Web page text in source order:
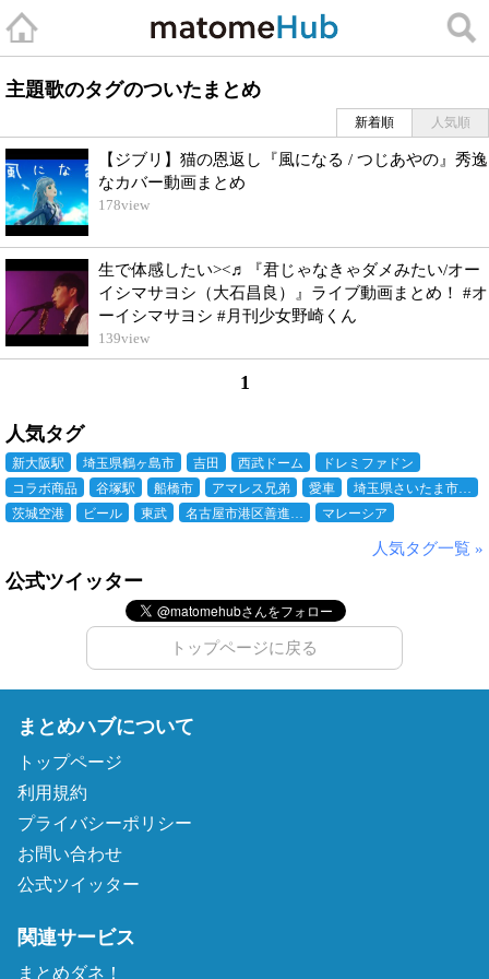
主題歌のタグのついたまとめ
新着順 人気順
【ジブリ】猫の恩返し『風になる / つじあやの』秀逸
なカバー動画まとめ
178view
生で体感したい><♬『君じゃなきゃダメみたい/オー
イシマサヨシ（大石昌良）』ライブ動画まとめ！ #オ
ーイシマサヨシ #月刊少女野崎くん
139view
1
人気タグ
新大阪駅 埼玉県鶴ヶ島市 吉田 西武ドーム
ドレミファドン
コラボ商品
谷塚駅 船橋市 アマレス兄弟 愛車
埼玉県さいたま市…
茨城空港
ビール 東武 名古屋市港区善進… マレーシア
人気タグ一覧 »
公式ツイッター
トップページに戻る
まとめハブについて
トップページ
利用規約
プライバシーポリシー
お問い合わせ
公式ツイッター
関連サービス
まとめダネ！